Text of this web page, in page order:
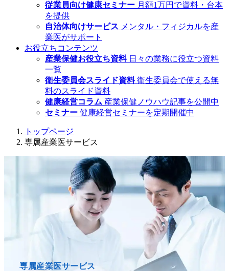
従業員向け健康セミナー 月額1万円で資料・台本
を提供
自治体向けサービス メンタル・フィジカルを産
業医がサポート
お役立ちコンテンツ
産業保健お役立ち資料日々の業務に役立つ資料
一覧
衛生委員会スライド資料衛生委員会で使える無
料のスライド資料
健康経営コラム 産業保健ノウハウ記事を公開中
セミナー 健康経営セミナーを定期開催中
トップページ
専属産業医サービス
専属産業医サービス